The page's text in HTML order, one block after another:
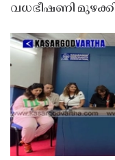
വധഭീഷണി